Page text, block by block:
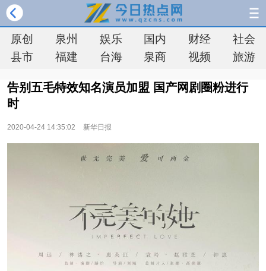
原创 泉州 娱乐 国内 财经
社会
县市
福建 台海 泉商 视频 旅游
告别五毛特效知名演员加盟 国产网剧圈粉进行
时
2020-04-24 14:35:02 新华日报